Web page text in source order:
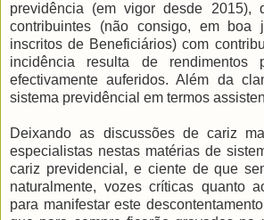
previdência (em vigor desde 2015),
contribuintes (não consigo, em boa
inscritos de Beneficiários) com
incidência resulta de rendimentos
efectivamente auferidos. Além da
sistema previdêncial em termos
Deixando as discussões de cariz
especialistas nestas matérias de
cariz previdencial, e ciente de que
naturalmente, vozes críticas quanto
para manifestar este